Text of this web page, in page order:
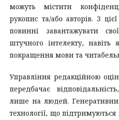
можуть містити
рукопис та/або авторів. З
повинні завантажувати
штучного інтелекту,
покращення мови та
Управління редакційною
передбачає
лише на людей.
технології, що